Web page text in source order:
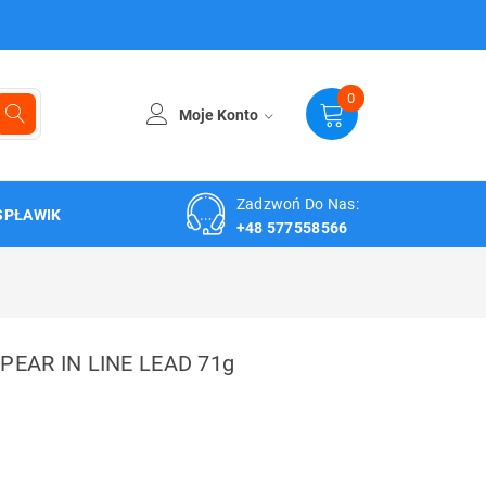
0
Moje Konto
Zadzwoń Do Nas:
+48 577558566
IN LINE LEAD 71g